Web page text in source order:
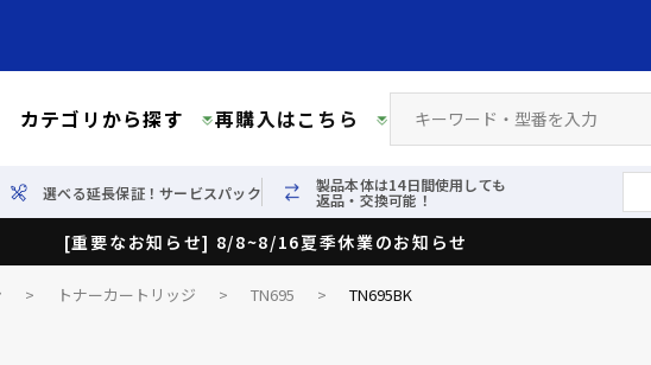
カテゴリから探す 再購入はこちら
選べる延長保証！サービスパック 製品本体は14日間使用しても
返品・交換可能！
[重要なお知らせ] 8/8~8/16夏季休業のお知らせ
> トナーカートリッジ > TN695 > TN695BK